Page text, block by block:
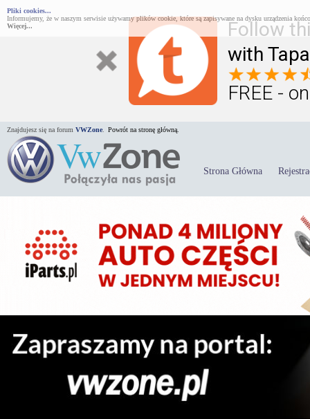
Follow
with
FREE -
Pliki cookies...
Informujemy, że w naszym serwisie używamy plików cookie, które są zapisywane na dysku urządzenia
Więcej...
Znajdujesz się na forum VWZone Powrót na stronę główną.
Strona Główna